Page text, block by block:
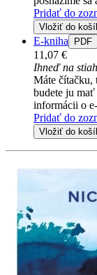
Pridať do
Vložiť do
E-kniha PDF
11,07 €
Ihneď na
Máte čítačku,
budete ju mať
informácii o
Pridať do
Vložiť do